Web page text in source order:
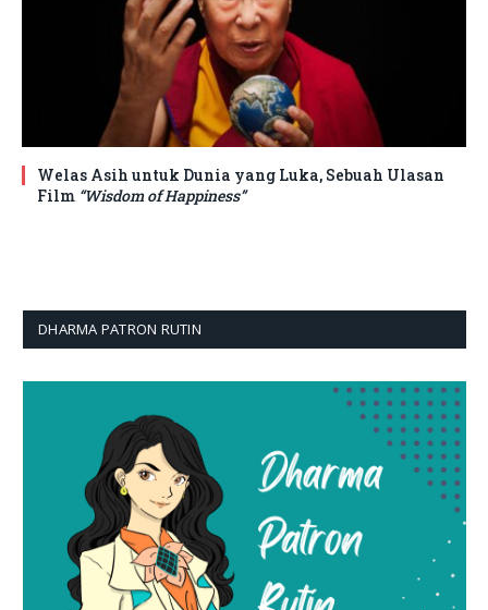
Welas Asih untuk Dunia yang Luka, Sebuah Ulasan
Film “Wisdom of Happiness”
DHARMA PATRON RUTIN